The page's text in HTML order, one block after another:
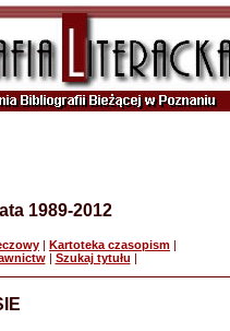
1989-2012
| Kartoteka czasopism |
| Szukaj tytułu |